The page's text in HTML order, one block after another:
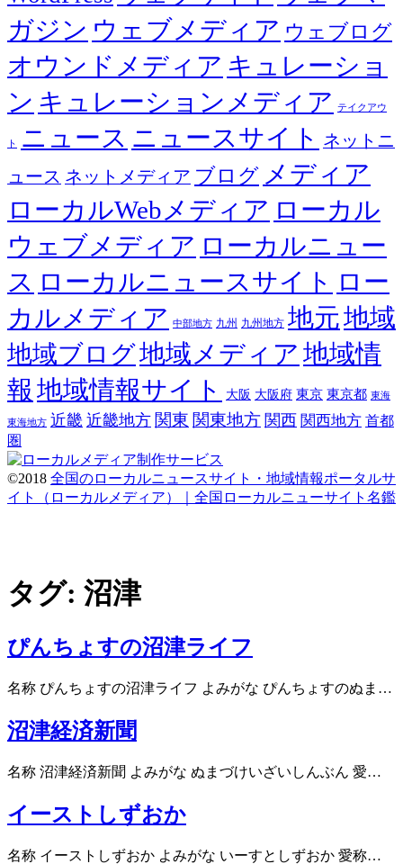
ガジン ウェブメディア ウェブログ
オウンドメディア キュレーショ
ン キュレーションメディア テイクアウ
ト ニュース ニュースサイト ネットニ
ュース ネットメディア ブログ メディア
ローカルWebメディア ローカル
ウェブメディア ローカルニュー
ス ローカルニュースサイト ロー
カルメディア 中部地方 九州 九州地方 地元地域
地域ブログ地域メディア 地域情
報 地域情報サイト 大阪 大阪府 東京 東京都 東海
東海地方 近畿 近畿地方 関東 関東地方 関西 関西地方 首都
圏
©2018 全国のローカルニュースサイト・地域情報ポータルサ
イト（ローカルメディア）｜全国ローカルニューサイト名鑑
タグ: 沼津
ぴんちょすの沼津ライフ
名称 ぴんちょすの沼津ライフ よみがな ぴんちょすのぬま…
沼津経済新聞
名称 沼津経済新聞 よみがな ぬまづけいざいしんぶん 愛…
イーストしずおか
名称 イーストしずおか よみがな いーすとしずおか 愛称…